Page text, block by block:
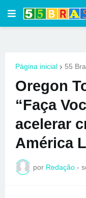
Página inicial 55
Oregon
“Faça
acelerar
América
por Redação -